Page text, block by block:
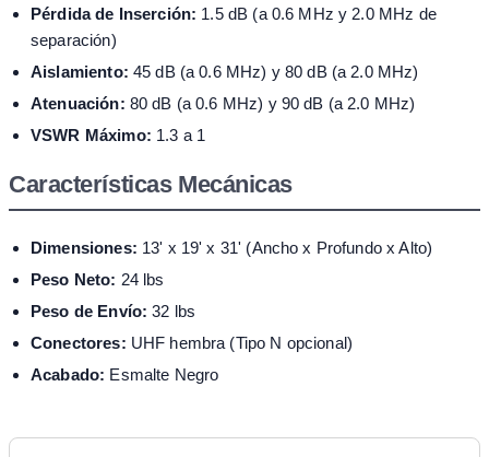
Pérdida de Inserción: 1.5 dB (a 0.6 MHz y 2.0 MHz de
separación)
Aislamiento: 45 dB (a 0.6 MHz) y 80 dB (a 2.0 MHz)
Atenuación: 80 dB (a 0.6 MHz) y 90 dB (a 2.0 MHz)
VSWR Máximo: 1.3 a 1
Características Mecánicas
Dimensiones: 13' x 19' x 31' (Ancho x Profundo x Alto)
Peso Neto: 24 lbs
Peso de Envío: 32 lbs
Conectores: UHF hembra (Tipo N opcional)
Acabado: Esmalte Negro